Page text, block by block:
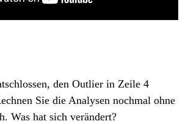
den Outlier in Zeile 4
Sie die Analysen nochmal ohne
Was hat sich verändert?